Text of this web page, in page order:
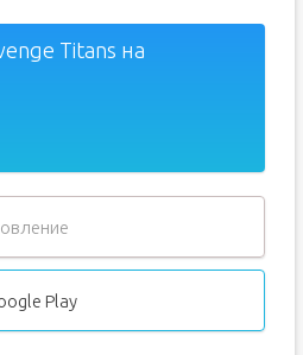
Titans на
Play